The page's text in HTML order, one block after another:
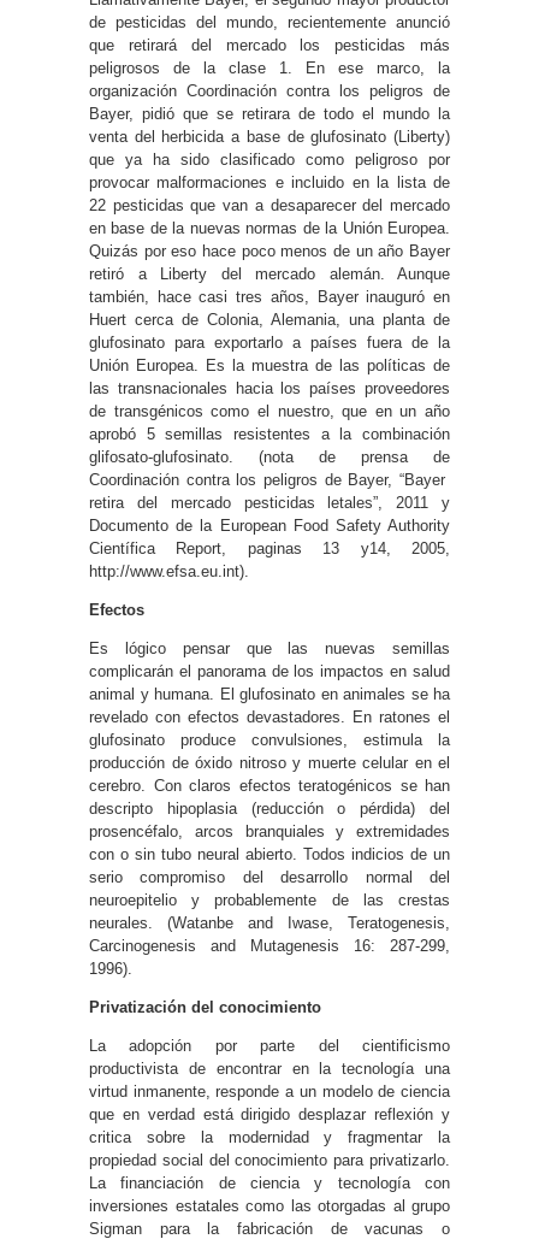
de pesticidas del mundo, recientemente anunció
que retirará del mercado los pesticidas más
peligrosos de la clase 1. En ese marco, la
organización Coordinación contra los peligros de
Bayer, pidió que se retirara de todo el mundo la
venta del herbicida a base de glufosinato (Liberty)
que ya ha sido clasificado como peligroso por
provocar malformaciones e incluido en la lista de
22 pesticidas que van a desaparecer del mercado
en base de la nuevas normas de la Unión Europea.
Quizás por eso hace poco menos de un año Bayer
retiró a Liberty del mercado alemán. Aunque
también, hace casi tres años, Bayer inauguró en
Huert cerca de Colonia, Alemania, una planta de
glufosinato para exportarlo a países fuera de la
Unión Europea. Es la muestra de las políticas de
las transnacionales hacia los países proveedores
de transgénicos como el nuestro, que en un año
aprobó 5 semillas resistentes a la combinación
glifosato-glufosinato. (nota de prensa de
Coordinación contra los peligros de Bayer, “Bayer
retira del mercado pesticidas letales”, 2011 y
Documento de la European Food Safety Authority
Científica Report, paginas 13 y14, 2005,
http://www.efsa.eu.int).
Efectos
Es lógico pensar que las nuevas semillas
complicarán el panorama de los impactos en salud
animal y humana. El glufosinato en animales se ha
revelado con efectos devastadores. En ratones el
glufosinato produce convulsiones, estimula la
producción de óxido nitroso y muerte celular en el
cerebro. Con claros efectos teratogénicos se han
descripto hipoplasia (reducción o pérdida) del
prosencéfalo, arcos branquiales y extremidades
con o sin tubo neural abierto. Todos indicios de un
serio compromiso del desarrollo normal del
neuroepitelio y probablemente de las crestas
neurales. (Watanbe and Iwase, Teratogenesis,
Carcinogenesis and Mutagenesis 16: 287-299,
1996).
Privatización del conocimiento
La adopción por parte del cientificismo
productivista de encontrar en la tecnología una
virtud inmanente, responde a un modelo de ciencia
que en verdad está dirigido desplazar reflexión y
critica sobre la modernidad y fragmentar la
propiedad social del conocimiento para privatizarlo.
La financiación de ciencia y tecnología con
inversiones estatales como las otorgadas al grupo
Sigman para la fabricación de vacunas o